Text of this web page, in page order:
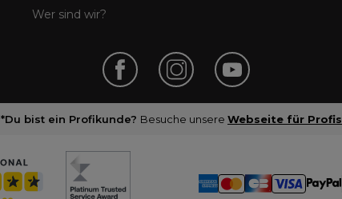
Wer sind wir?
*Du bist ein Profikunde? Besuche unsere Webseite für Profis